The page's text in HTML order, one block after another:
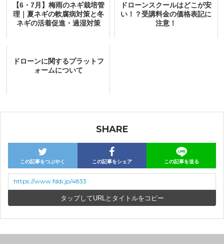
【6・7月】梅雨のネギ栽培管
理｜夏ネギの軟腐病対策と冬
ネギの活着促進・過湿対策
ドローンスクールはどこが安
い！？受講料金の価格表記に
注意！
ドローンに関するプラットフ
ォームについて
SHARE
この記事をつぶやく この記事をシェア この記事を送る
https://www.fddi.jp/4833
URLとタイトルをコピー